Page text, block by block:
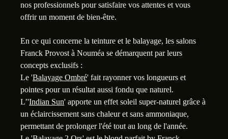
nos professionnels pour satisfaire vos attentes et vous
offrir un moment de bien-être.
En ce qui concerne la teinture et le balayage, les salons
Franck Provost à Nouméa se démarquent par leurs
concepts exclusifs :
Le 'Balayage Ombré' fait rayonner vos longueurs et
pointes pour un résultat aussi fondu que naturel.
L’'Indian Sun' apporte un effet soleil super-naturel grâce à
un éclaircissement sans chaleur et sans ammoniaque,
permettant de prolonger l'été tout au long de l'année.